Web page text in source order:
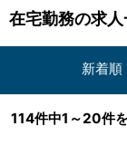
在宅勤務の求
新着順
114件中1～20件